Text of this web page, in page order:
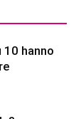
hanno